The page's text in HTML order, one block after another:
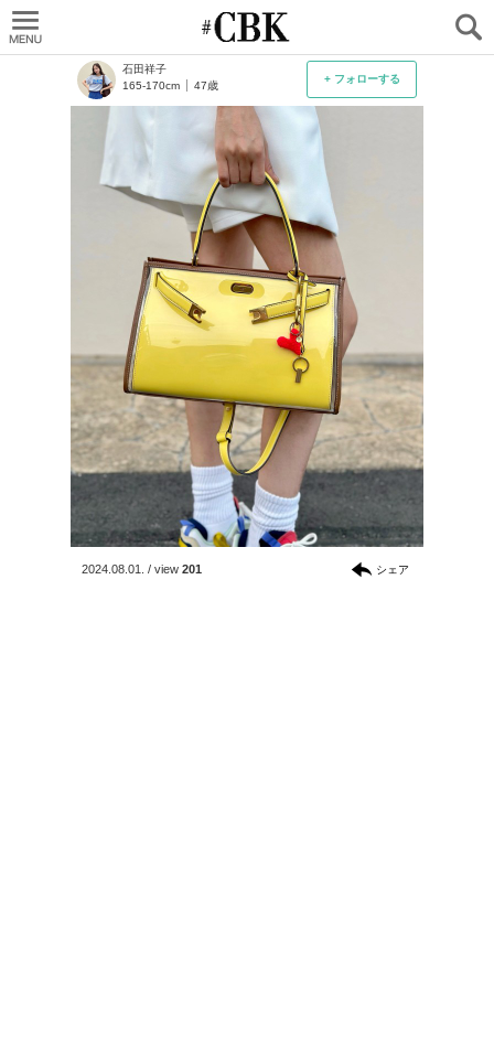
+ フォローする
石田祥子
165-170cm
47歳
2024.08.01. / view 201 シェア